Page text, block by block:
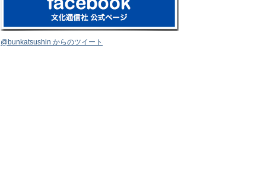
@bunkatsushin からのツイート